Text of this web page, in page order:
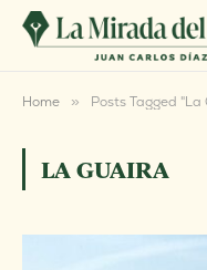
Home » Posts Tagged "La
LA GUAIRA